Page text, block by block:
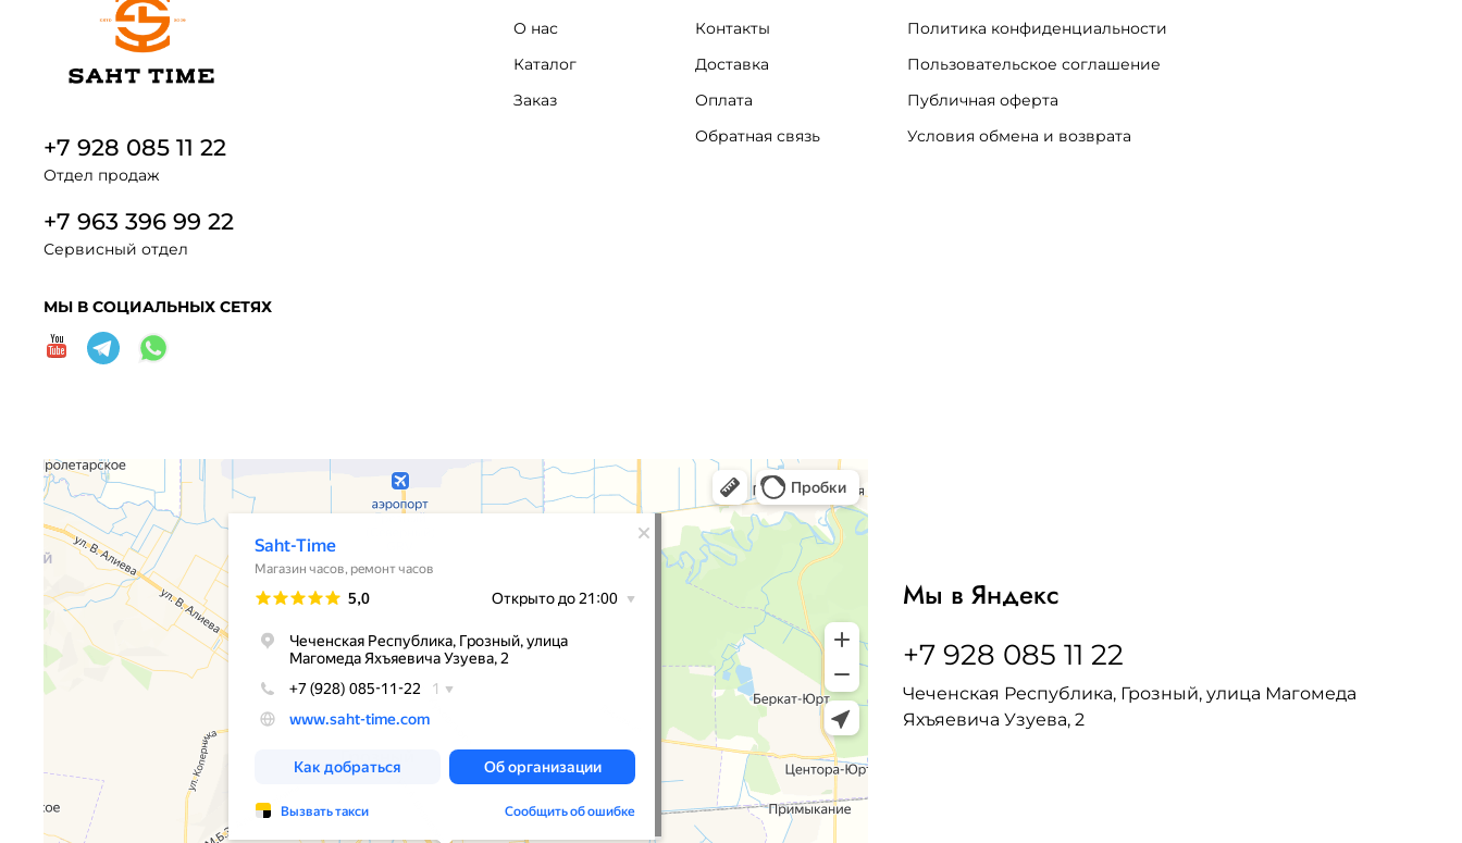
О нас
Каталог
Заказ
Контакты
Доставка
Оплата
Обратная связь
Политика конфиденциальности
Пользовательское соглашение
Публичная оферта
Условия обмена и возврата
+7 928 085 11 22
Отдел продаж
+7 963 396 99 22
Сервисный отдел
МЫ В СОЦИАЛЬНЫХ СЕТЯХ
Мы в Яндекс
+7 928 085 11 22
Чеченская Республика, Грозный, улица Магомеда
Яхъяевича Узуева, 2